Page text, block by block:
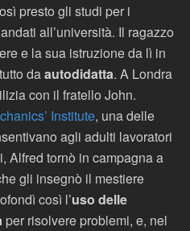
presto gli studi per i
all’università. Il ragazzo
e la sua istruzione da lì in
daautodidatta. A Londra
con il fratello John.
Institute, una delle
agli adulti lavoratori
Alfred tornò in campagna a
gli insegnò il mestiere
così l’uso delle
per risolvere problemi, e, nel